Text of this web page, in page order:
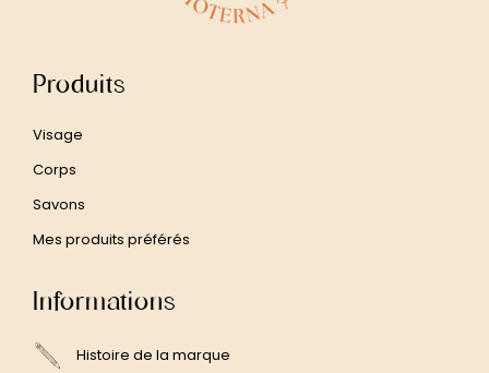
Produits
Visage
Corps
Savons
Mes produits préférés
Informations
Histoire de la marque